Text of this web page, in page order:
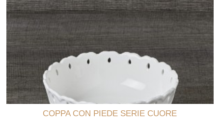
COPPA CON PIEDE SERIE CUORE